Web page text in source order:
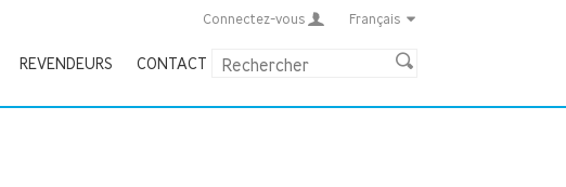
Connectez-vous Français
REVENDEURS CONTACT